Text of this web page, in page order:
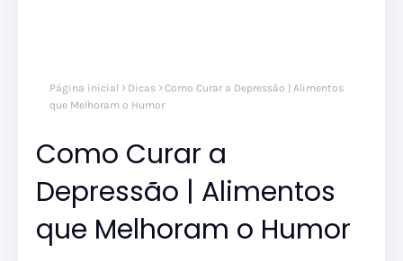
Página inicial Dicas
Como Curar a Depressão | Alimentos
que Melhoram o Humor
Como Curar a
Depressão | Alimentos
que Melhoram o Humor